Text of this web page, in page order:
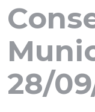
28/